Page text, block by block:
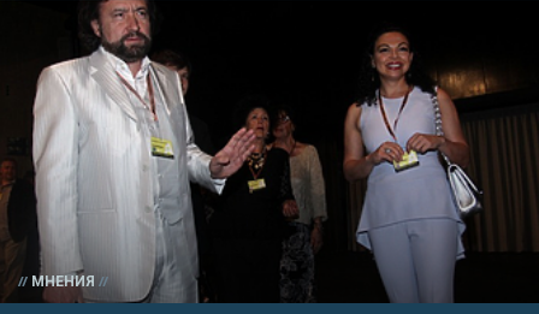
МНЕНИЯ